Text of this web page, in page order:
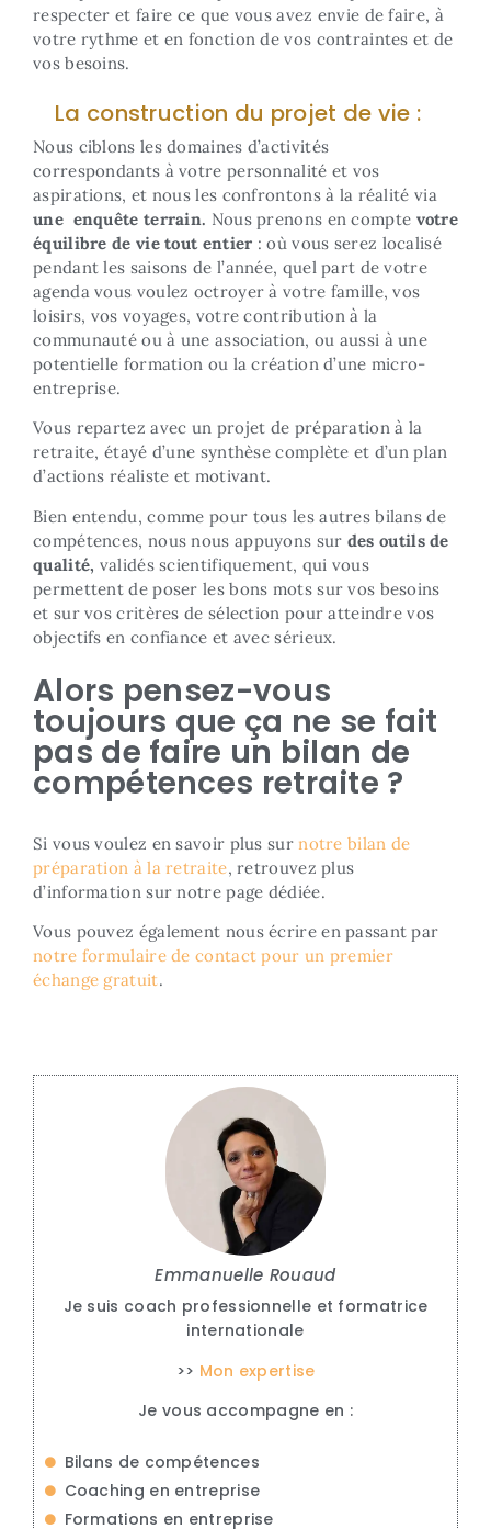
respecter et faire ce que vous avez envie de faire, à
votre rythme et en fonction de vos contraintes et de
vos besoins.
La construction du projet de vie :
Nous ciblons les domaines d’activités
correspondants à votre personnalité et vos
aspirations, et nous les confrontons à la réalité via
une enquête terrain. Nous prenons en compte votre
équilibre de vie tout entier : où vous serez localisé
pendant les saisons de l’année, quel part de votre
agenda vous voulez octroyer à votre famille, vos
loisirs, vos voyages, votre contribution à la
communauté ou à une association, ou aussi à une
potentielle formation ou la création d’une micro-
entreprise.
Vous repartez avec un projet de préparation à la
retraite, étayé d’une synthèse complète et d’un plan
d’actions réaliste et motivant.
Bien entendu, comme pour tous les autres bilans de
compétences, nous nous appuyons sur des outils de
qualité, validés scientifiquement, qui vous
permettent de poser les bons mots sur vos besoins
et sur vos critères de sélection pour atteindre vos
objectifs en confiance et avec sérieux.
Alors pensez-vous
toujours que ça ne se fait
pas de faire un bilan de
compétences retraite ?
Si vous voulez en savoir plus surnotre bilan de
préparation à la retraite, retrouvez plus
d’information sur notre page dédiée.
Vous pouvez également nous écrire en passant par
notre formulaire de contact pour un premier
échange gratuit.
Emmanuelle Rouaud
Je suis coach professionnelle et formatrice
internationale
>> Mon expertise
Je vous accompagne en :
Bilans de compétences
Coaching en entreprise
Formations en entreprise